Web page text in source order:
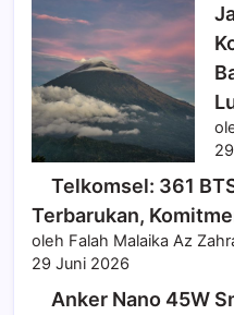
Telkomsel: 361
Terbarukan,
oleh Falah Malaika Az
29 Juni 2026
Anker Nano 45W